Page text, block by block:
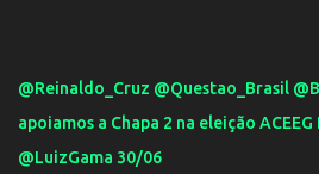
@Reinaldo_Cruz @Questao_Brasil
apoiamos a Chapa 2 na eleição
@LuizGama 30/06